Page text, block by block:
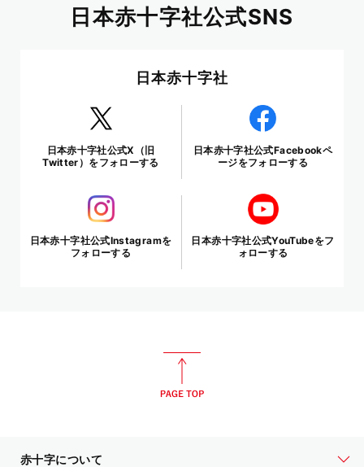
日本赤十字社公式SNS
日本赤十字社
日本赤十字社公式X（旧
Twitter）をフォローする
日本赤十字社公式Facebookペ
ージをフォローする
日本赤十字社公式Instagramを
フォローする
日本赤十字社公式YouTubeをフ
ォローする
赤十字について